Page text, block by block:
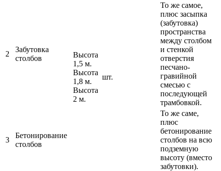
Высота
1,5 м.
Высота
1,8 м.
Высота
2 м.
шт.
2
Забутовка
столбов
То же самое,
плюс засыпка
(забутовка)
пространства
между столбом
и стенкой
отверстия
песчано-
гравийной
смесью с
последующей
трамбовкой.
3
Бетонирование
столбов
То же саме,
плюс
бетонирование
столбов на всю
подземную
высоту (вместо
забутовки).